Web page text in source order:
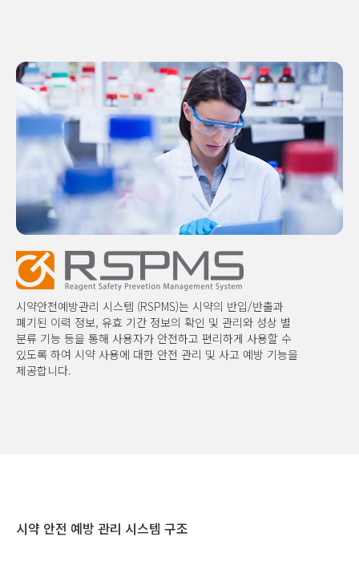
시약안전예방관리 시스템 (RSPMS)는 시약의 반입/반출과
폐기된 이력 정보, 유효 기간 정보의 확인 및 관리와 성상 별
분류 기능 등을 통해 사용자가 안전하고 편리하게 사용할 수
있도록 하여 시약 사용에 대한 안전 관리 및 사고 예방 기능을
제공합니다.
시약 안전 예방 관리 시스템 구조